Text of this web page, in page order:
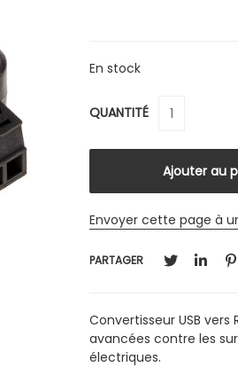
En stock
QUANTITÉ
Envoyer cette page à
PARTAGER
Convertisseur USB vers
avancées contre les
électriques.